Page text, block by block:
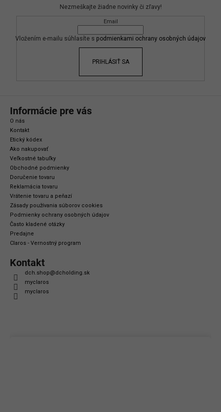
Nezmeškajte žiadne novinky či zľavy!
Email
Vložením e-mailu súhlasíte s podmienkami ochrany osobných údajov
PRIHLÁSIŤ SA
Informácie pre vás
O nás
Kontakt
Etický kódex
Ako nakupovať
Veľkostné tabuľky
Obchodné podmienky
Doručenie tovaru
Reklamácia tovaru
Vrátenie tovaru a peňazí
Zásady používania súborov cookies
Podmienky ochrany osobných údajov
Často kladené otázky
Predajne
Claros - Vernostný program
Kontakt
dch.shop@dcholding.sk
myclaros
myclaros